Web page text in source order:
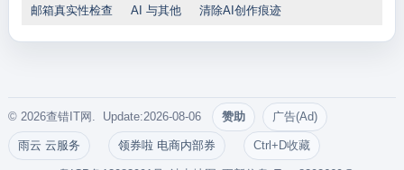
邮箱真实性检查 AI 与其他 清除AI创作痕迹
© 2026查错IT网. Update:2026-08-06 赞助 广告(Ad)
雨云 云服务 领券啦 电商内部券 Ctrl+D收藏